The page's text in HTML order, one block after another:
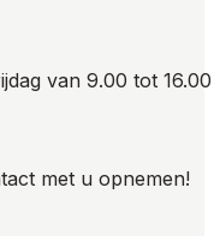
van 9.00 tot
met u opnemen!